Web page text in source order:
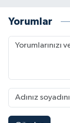
Yorumlar